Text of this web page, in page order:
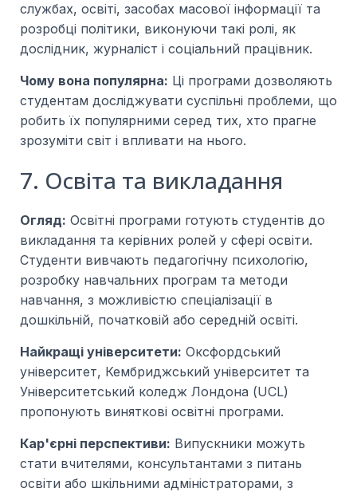
службах, освіті, засобах масової інформації та
розробці політики, виконуючи такі ролі, як
дослідник, журналіст і соціальний працівник.
Чому вона популярна: Ці програми дозволяють
студентам досліджувати суспільні проблеми, що
робить їх популярними серед тих, хто прагне
зрозуміти світ і впливати на нього.
7. Освіта та викладання
Огляд: Освітні програми готують студентів до
викладання та керівних ролей у сфері освіти.
Студенти вивчають педагогічну психологію,
розробку навчальних програм та методи
навчання, з можливістю спеціалізації в
дошкільній, початковій або середній освіті.
Найкращі університети: Оксфордський
університет, Кембриджський університет та
Університетський коледж Лондона (UCL)
пропонують виняткові освітні програми.
Кар'єрні перспективи: Випускники можуть
стати вчителями, консультантами з питань
освіти або шкільними адміністраторами, з